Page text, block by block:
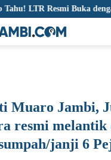
Resmi Buka dengan
Muaro Jambi,
resmi melantik
janji 6